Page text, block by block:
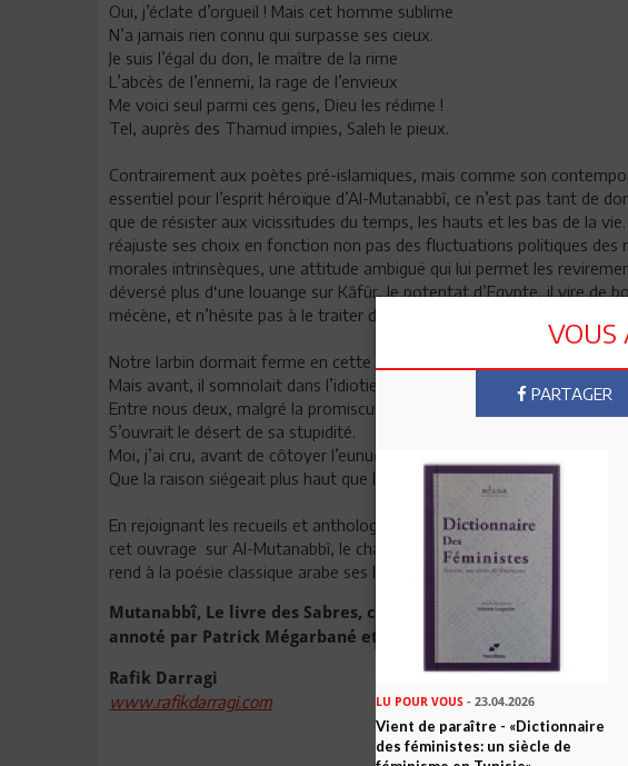
Oui, j’éclate d’orgueil ! Mais cet homme sublime
N’a jamais rien connu qui surpasse ses cieux.
Je suis l’égal du don, le maître de la rime
L’abcès de l’ennemi, la rage de l’envieux
Me voici seul parmi ces gens, Dieu les rédime !
Tel, auprès des Thamud impies, Saleh le pieux.
Contrairement aux poètes pré-islamiques, mais comme son
essentiel pour l’esprit héroïque d’Al-Mutanabbî, ce n’est pas tant de
que de résister aux vicissitudes du temps, les hauts et les bas de la
réajuste ses choix en fonction non pas des fluctuations politiques des
morales intrinsèques, une attitude ambiguë qui lui permet les
déversé plus d‘une louange sur Kâfûr, le potentat d’Egypte, il vire de
mécène, et n’hésite pas à le traiter de castré :
Notre larbin dormait ferme en cette nuit ;
Mais avant, il somnolait dans l’idiotie.
Entre nous deux, malgré la promiscuité,
S’ouvrait le désert de sa stupidité.
Moi, j’ai cru, avant de côtoyer l’eunuque,
Que la raison siégeait plus haut que la nuque.
En rejoignant les recueils et anthologies qui l’ont précédé, à travers
cet ouvrage sur Al-Mutanabbî, le chantre de l’arabité, est une œuvre
rend à la poésie classique arabe ses lettres de noblesse et son lustre
Mutanabbî, Le livre des Sabres, choix de poèmes, édition
annoté par Patrick Mégarbané et Hoa Hoï Vuong, Sindbad, 260
Rafik Darragi
www.rafikdarragi.com
VOUS
PARTAGER
LU POUR VOUS - 23.04.2026
Vient de paraître - «Dictionnaire
des féministes: un siècle de